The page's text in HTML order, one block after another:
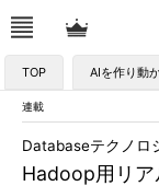
TOP AIを作り動
連載
Hadoop用リ
Databaseテクノロ